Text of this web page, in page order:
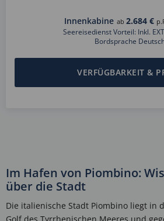
Innenkabine ab 2.684 €
Seereisedienst Vorteil: Inkl.
Bordsprache
VERFÜGBARKEIT &
Im Hafen von Piombino:
über die Stadt
Die italienische Stadt Piombino liegt in